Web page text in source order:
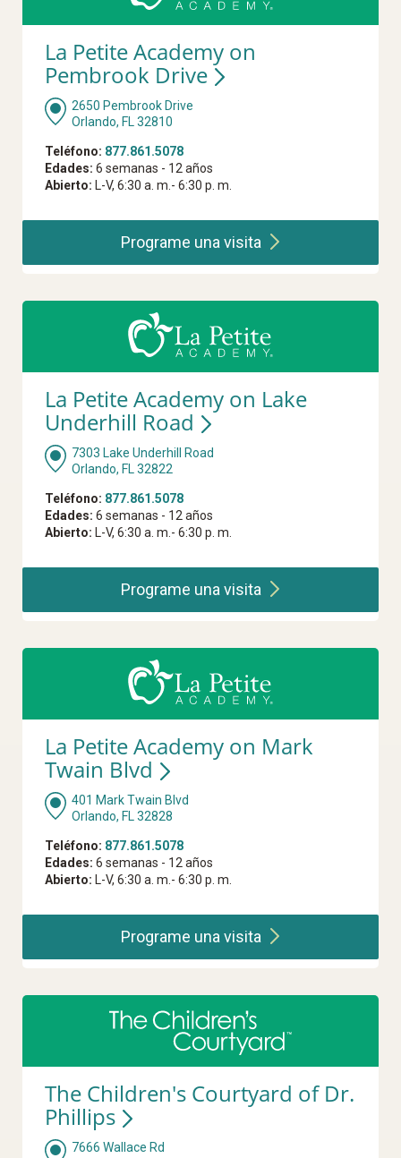
La Petite Academy on
Pembrook Drive
2650 Pembrook Drive
Orlando, FL 32810
Teléfono: 877.861.5078
Edades: 6 semanas - 12 años
Abierto: L-V, 6:30 a. m.- 6:30 p. m.
Programe unavisita
La Petite Academy on Lake
Underhill Road
7303 Lake Underhill Road
Orlando, FL 32822
Teléfono: 877.861.5078
Edades: 6 semanas - 12 años
Abierto: L-V, 6:30 a. m.- 6:30 p. m.
Programe unavisita
La Petite Academy on Mark
Twain Blvd
401 Mark Twain Blvd
Orlando, FL 32828
Teléfono: 877.861.5078
Edades: 6 semanas - 12 años
Abierto: L-V, 6:30 a. m.- 6:30 p. m.
Programe unavisita
The Children's Courtyard of Dr.
Phillips
7666 Wallace Rd